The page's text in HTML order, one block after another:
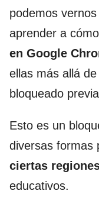
podemos
aprender a cómo
en Google
ellas más allá
bloqueado
Esto es un
diversas formas
ciertas
educativos.